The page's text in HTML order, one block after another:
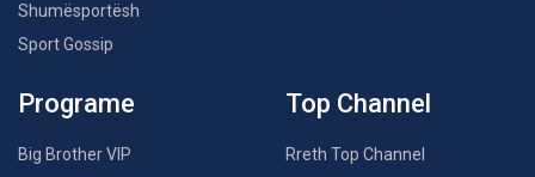
Shumësportësh
Sport Gossip
Programe
Big Brother VIP
Top Channel
Rreth Top Channel